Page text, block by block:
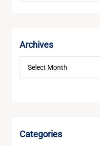
Archives
Categories